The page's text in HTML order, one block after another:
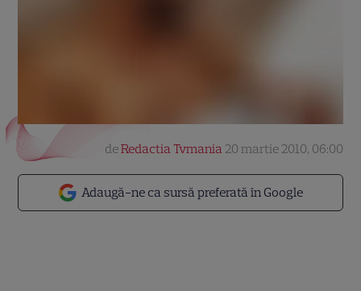
Adaugă-ne ca sursă preferată în Google
deRedactia Tvmania 20 martie 2010, 06:00